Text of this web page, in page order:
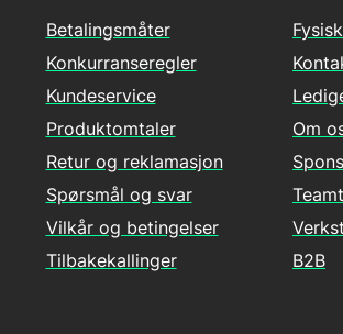
Betalingsmåter
Konkurranseregler
Kundeservice
Produktomtaler
Retur og reklamasjon
Spørsmål og svar
Vilkår og betingelser
Tilbakekallinger
Om
B2B